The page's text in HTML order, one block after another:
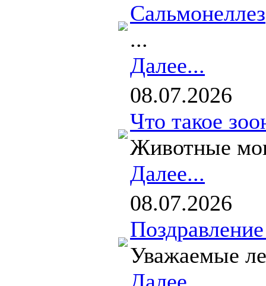
Сальмонеллез
...
Далее...
08.07.2026
Что такое
Животные
Далее...
08.07.2026
Уважаемые